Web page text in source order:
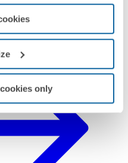
only